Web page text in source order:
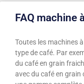
FAQ machine
Toutes les machines
type de café. Par
du café en grain
avec du café en